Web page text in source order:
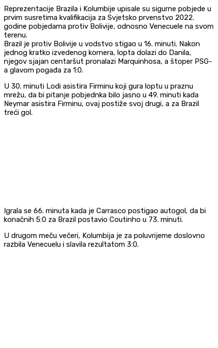
Reprezentacije Brazila i Kolumbije upisale su sigurne pobjede u
prvim susretima kvalifikacija za Svjetsko prvenstvo 2022.
godine pobjedama protiv Bolivije, odnosno Venecuele na svom
terenu.
Brazil je protiv Bolivije u vodstvo stigao u 16. minuti. Nakon
jednog kratko izvedenog kornera, lopta dolazi do Danila,
njegov sjajan centaršut pronalazi Marquinhosa, a štoper PSG-
a glavom pogađa za 1:0.
U 30. minuti Lodi asistira Firminu koji gura loptu u praznu
mrežu, da bi pitanje pobjednka bilo jasno u 49. minuti kada
Neymar asistira Firminu, ovaj postiže svoj drugi, a za Brazil
treći gol.
Igrala se 66. minuta kada je Carrasco postigao autogol, da bi
konačnih 5:0 za Brazil postavio Coutinho u 73. minuti.
U drugom meču večeri, Kolumbija je za poluvrijeme doslovno
razbila Venecuelu i slavila rezultatom 3:0.